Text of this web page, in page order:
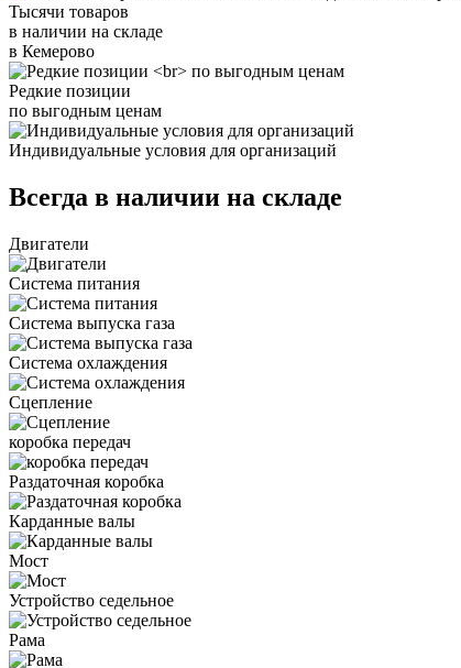
Тысячи товаров
в наличии на складе
в Кемерово
Редкие позиции
по выгодным ценам
Индивидуальные условия для организаций
Всегда в наличии на складе
Двигатели
Система питания
Система выпуска газа
Система охлаждения
Сцепление
коробка передач
Раздаточная коробка
Карданные валы
Мост
Устройство седельное
Рама